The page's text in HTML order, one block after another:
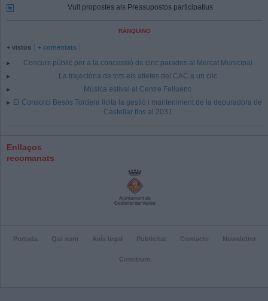
Vuit propostes als Pressupostos participatius
RÀNQUING
+ vistos + comentats
Concurs públic per a la concessió de cinc parades al Mercat Municipal
La trajectòria de tots els atletes del CAC a un clic
Música estival al Centre Feliuenc
El Consorci Besòs Tordera licita la gestió i manteniment de la depuradora de
Castellar fins al 2031
Enllaços
recomanats
Portada Qui som Avís legal Publicitat Contacte Newsletter
Comitium